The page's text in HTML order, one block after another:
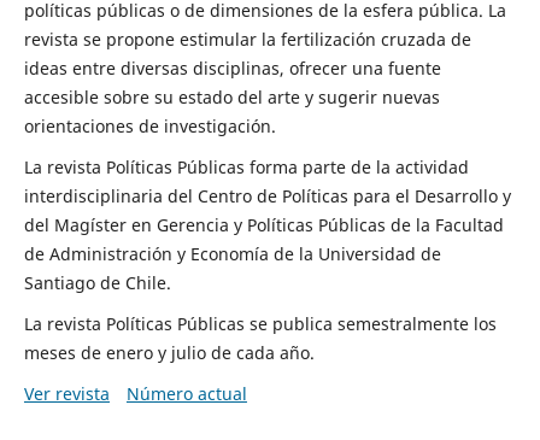
políticas públicas o de dimensiones de la esfera pública. La
revista se propone estimular la fertilización cruzada de
ideas entre diversas disciplinas, ofrecer una fuente
accesible sobre su estado del arte y sugerir nuevas
orientaciones de investigación.
La revista Políticas Públicas forma parte de la actividad
interdisciplinaria del Centro de Políticas para el Desarrollo y
del Magíster en Gerencia y Políticas Públicas de la Facultad
de Administración y Economía de la Universidad de
Santiago de Chile.
La revista Políticas Públicas se publica semestralmente los
meses de enero y julio de cada año.
Ver revista
Número actual